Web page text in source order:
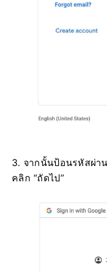
3. จากนั้นป้อนรหัสผ่
คลิก “ถัดไป”